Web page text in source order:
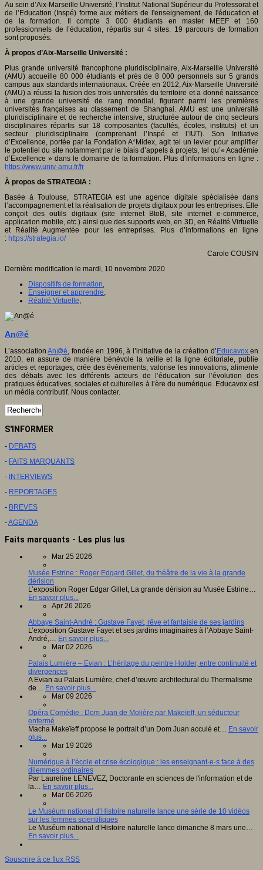
Au sein d’Aix-Marseille Université, l’Institut National Supérieur du Professorat et
de l’Education (Inspé) forme aux métiers de l'enseignement, de l'éducation et
de la formation. Il compte 3 000 étudiants en master MEEF et 160
professionnels de l’éducation, répartis sur 4 sites. 19 parcours de formation
sont proposés.
À propos d’Aix-Marseille Université :
Plus grande université francophone pluridisciplinaire, Aix-Marseille Université
(AMU) accueille 80 000 étudiants et près de 8 000 personnels sur 5 grands
campus aux standards internationaux. Créée en 2012, Aix-Marseille Université
(AMU) a réussi la fusion des trois universités du territoire et a donné naissance
à une grande université de rang mondial, figurant parmi les premières
universités françaises au classement de Shanghai. AMU est une université
pluridisciplinaire et de recherche intensive, structurée autour de cinq secteurs
disciplinaires répartis sur 18 composantes (facultés, écoles, instituts) et un
secteur pluridisciplinaire (comprenant l’Inspé et l’IUT). Son Initiative
d’Excellence, portée par la Fondation A*Midex, agit tel un levier pour amplifier
le potentiel du site notamment par le biais d’appels à projets, tel qu’« Académie
d’Excellence » dans le domaine de la formation. Plus d’informations en ligne :
https://www.univ-amu.fr/fr
À propos de STRATEGIA :
Basée à Toulouse, STRATEGIA est une agence digitale spécialisée dans
l’accompagnement et la réalisation de projets digitaux pour les entreprises. Elle
conçoit des outils digitaux (site internet BtoB, site internet e-commerce,
application mobile, etc.) ainsi que des supports web, en 3D, en Réalité Virtuelle
et Réalité Augmentée pour les entreprises. Plus d’informations en ligne
: https://strategia.io/
Carole COUSIN
Dernière modification le mardi, 10 novembre 2020
Dispositifs de formation,
Enseigner et apprendre,
Réalité Virtuelle,
An@é
L’associationAn@é, fondée en 1996, à l’initiative de la création d’ Educavoxen
2010, en assure de manière bénévole la veille et la ligne éditoriale, publie
articles et reportages, crée des événements, valorise les innovations, alimente
des débats avec les différents acteurs de l’éducation sur l’évolution des
pratiques éducatives, sociales et culturelles à l’ère du numérique. Educavox est
un média contributif. Nous contacter.
S'INFORMER
- DEBATS
- FAITS MARQUANTS
- INTERVIEWS
- REPORTAGES
- BREVES
-AGENDA
Faits marquants - Les plus lus
Mar 25 2026
Musée Estrine : Roger Edgard Gillet, du théâtre de la vie à la grande
dérision
L’exposition Roger Edgar Gillet, La grande dérision au Musée Estrine…
En savoir plus...
Apr 26 2026
Abbaye Saint-André : Gustave Fayet, rêve et fantaisie de ses jardins
L’exposition Gustave Fayet et ses jardins imaginaires à l’Abbaye Saint-
André,… En savoir plus...
Mar 02 2026
Palais Lumière – Evian : L’héritage du peintre Holder, entre continuité et
divergences
A Evian au Palais Lumière, chef-d’œuvre architectural du Thermalisme
de… En savoir plus...
Mar 09 2026
Opéra Comédie : Dom Juan de Molière par Makeïeff, un séducteur
enfermé
Macha Makeïeff propose le portrait d’un Dom Juan acculé et… En savoir
plus...
Mar 19 2026
Numérique à l’école et crise écologique : les enseignant·e·s face à des
dilemmes ordinaires
Par Laureline LENEVEZ, Doctorante en sciences de l'information et de
la… En savoir plus...
Mar 06 2026
Le Muséum national d’Histoire naturelle lance une série de 10 vidéos
sur les femmes scientifiques
Le Muséum national d’Histoire naturelle lance dimanche 8 mars une…
En savoir plus...
Souscrire à ce flux RSS